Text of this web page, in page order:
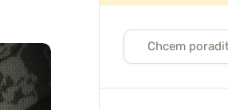
Chcem